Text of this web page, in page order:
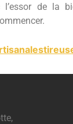
de la